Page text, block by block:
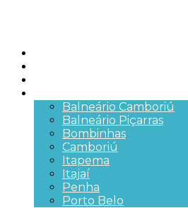
Balneário Camboriú
Balneário Piçarras
Bombinhas
Camboriú
Itapema
Itajaí
Penha
Porto Belo